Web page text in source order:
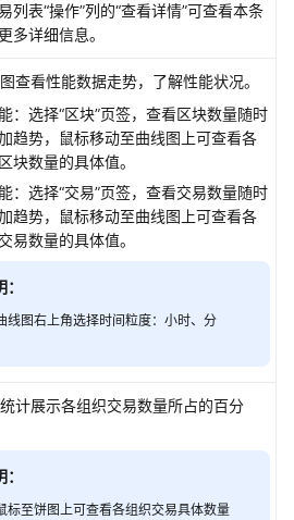
列表“操作”列的“查看详情”可查看本条
多详细信息。
查看性能数据走势，了解性能状况。
：选择“区块”页签，查看区块数量随时
趋势，鼠标移动至曲线图上可查看各
块数量的具体值。
：选择“交易”页签，查看交易数量随时
趋势，鼠标移动至曲线图上可查看各
易数量的具体值。
线图右上角选择时间粒度：小时、分
计展示各组织交易数量所占的百分
标至饼图上可查看各组织交易具体数量